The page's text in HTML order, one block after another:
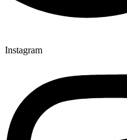
Instagram